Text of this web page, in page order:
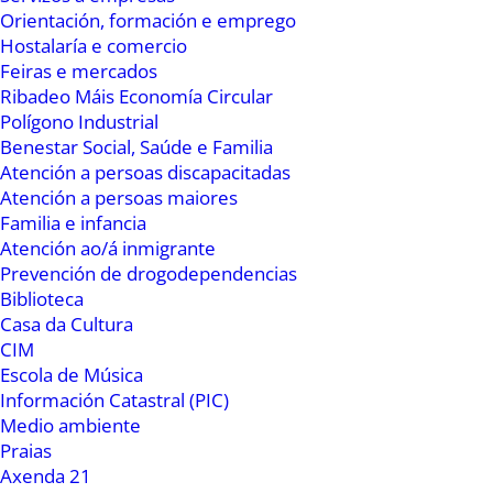
Orientación, formación e emprego
Hostalaría e comercio
Feiras e mercados
Ribadeo Máis Economía Circular
Polígono Industrial
Benestar Social, Saúde e Familia
Atención a persoas discapacitadas
Atención a persoas maiores
Familia e infancia
Atención ao/á inmigrante
Prevención de drogodependencias
Biblioteca
Casa da Cultura
CIM
Escola de Música
Información Catastral (PIC)
Medio ambiente
Praias
Axenda 21
atoparíamos cun problema de espazo. Levantar
a día de hoxe toda unha rede de saneamento
para aumentar a sección deste, fáise inviable
desde o punto de vista económico”. Cupeiro
segue a relatar que “somos conscientes, que
desde o punto de vista medio ambiental non é
unha situación sostible, pero debemos ser
realistas e saber da situación económica tanto
da Xunta como do Concello, xa que neste tema
temos que falar de cantidades enormes de
mundo, e polo tanto non podemos ser máis
papistas que o Papa, aínda que seguiremos
loitando por un desenvolvemento sostible. Teño
que dicir tamén que as ciudades medran e os